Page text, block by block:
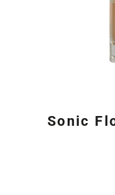
Sonic